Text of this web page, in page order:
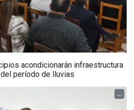
acondicionarán infraestructura
período de lluvias
...